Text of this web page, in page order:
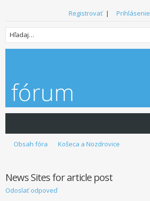
Registrovať| Prihlásenie
Obsah fóra Košeca a Nozdrovice
News Sites for article post
Odoslať odpoveď